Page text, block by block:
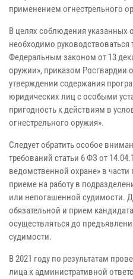
применением огнестрельного
В целях соблюдения указанных
необходимо
Федеральным законом от 13
оружии», приказом Росгвардии
утверждении содержания
юридических лиц с особыми
пригодность к действиям в
огнестрельного оружия».
Следует обратить особое
требований статьи 6 ФЗ от
ведомственной охране» в
приеме на работу в
или непогашенной судимости.
обязательной и прием
осуществляться до
судимости.
В 2021 году по результатам
лица к административной